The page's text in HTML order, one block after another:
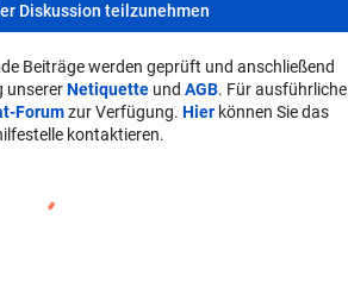
Diskussion teilzunehmen
Beiträge werden geprüft und anschließend
unsererNetiquette und AGB. Für ausführliche
Forumzur Verfügung. Hier können Sie das
kontaktieren.